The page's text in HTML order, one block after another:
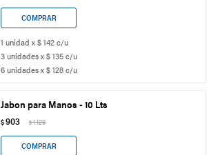
1 unidad x $ 142 c/u
3 unidades x $ 135 c/u
6 unidades x $ 128 c/u
Jabon para Manos - 10 Lts
$903 $1.129